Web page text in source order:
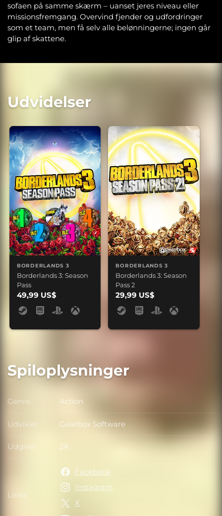
sofaen på samme skærm – uanset jeres niveau eller
missionsfremgang. Overvind fjender og udfordringer
som et team, men få selv alle belønningerne; ingen går
glip af skattene.
Udvidelser
BORDERLANDS 3
Borderlands 3: Season
Pass
49,99 US$
BORDERLANDS 3
Borderlands 3: Season
Pass 2
29,99 US$
Spiloplysninger
Genre Genre
Action
Udvikler Udvikler
Gearbox Software
Udgiver Udgiver
2K
Links Links
Facebook
Instagram
X